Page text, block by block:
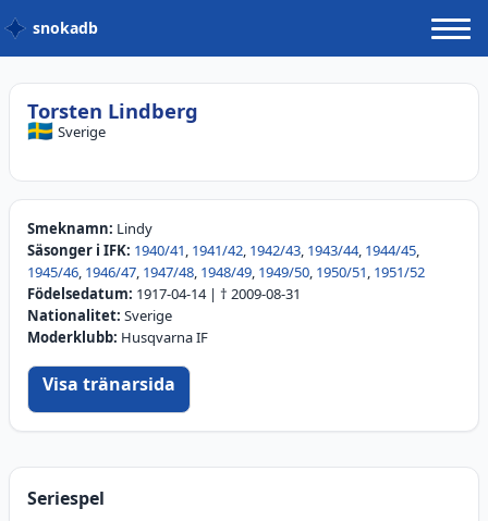
snokadb
Torsten Lindberg
🇸🇪 Sverige
Smeknamn: Lindy
Säsonger i IFK: 1940/41, 1941/42, 1942/43, 1943/44, 1944/45,
1945/46, 1946/47, 1947/48, 1948/49, 1949/50, 1950/51, 1951/52
Födelsedatum: 1917-04-14| † 2009-08-31
Nationalitet: Sverige
Moderklubb: Husqvarna IF
Visa tränarsida
Seriespel